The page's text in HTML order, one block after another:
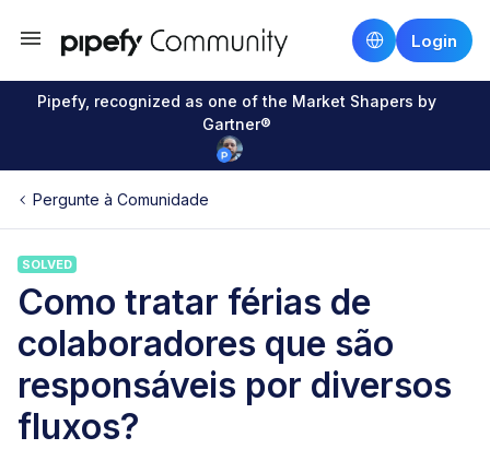
Login
Pipefy, recognized as one of the Market Shapers by
Gartner®
Pergunte à Comunidade
SOLVED
Como tratar férias de
colaboradores que são
responsáveis por diversos
fluxos?